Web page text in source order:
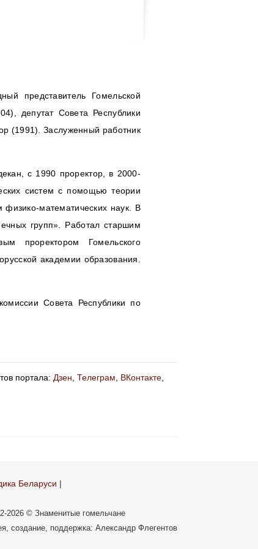
представитель Гомельской
депутат Совета Республики
(1991). Заслуженный работник
с 1990 проректор, в 2000-
систем с помощью теории
математических наук. В
групп». Работал старшим
проректором Гомельского
академии образования.
Совета Республики по
портала: Дзен, Телеграм, ВКонтакте,
Беларуси |
2026 © Знаменитые гомельчане
создание, поддержка: Александр Флегентов